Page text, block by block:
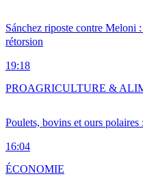
Sánchez riposte contre Meloni
rétorsion
19:18
Poulets, bovins et ours
16:04
PROAGRICULTURE &
ÉCONOMIE